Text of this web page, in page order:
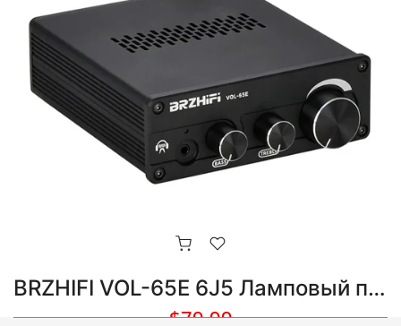
BRZHIFI VOL-65E 6J5 Ламповый предусилитель BT5.0 Аудиофильский HIFI предусилитель для наушников
$79.99